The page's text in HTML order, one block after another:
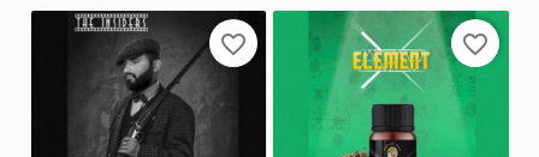
favorite_border favorite_border